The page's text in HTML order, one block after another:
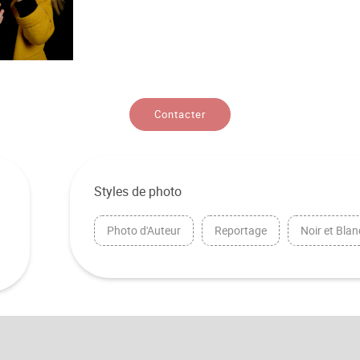
Contacter
Styles de photo
Photo d'Auteur Reportage Noir et